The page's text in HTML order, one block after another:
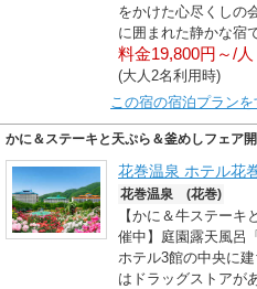
をかけた心尽くしの
に囲まれた静かな宿
料金19,800円～/人
(大人2名利用時)
この宿の宿泊プランを
かに＆ステーキと天ぷら＆釜めしフェア
花巻温泉 ホテル花
花巻温泉 (花巻)
【かに＆牛ステーキ
催中】庭園露天風呂
ホテル3館の中央に
はドラッグストアが